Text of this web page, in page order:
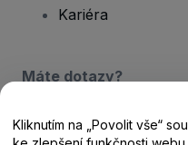
Kariéra
Máte dotazy?
Centrum
Kliknutím na „Povolit vše“